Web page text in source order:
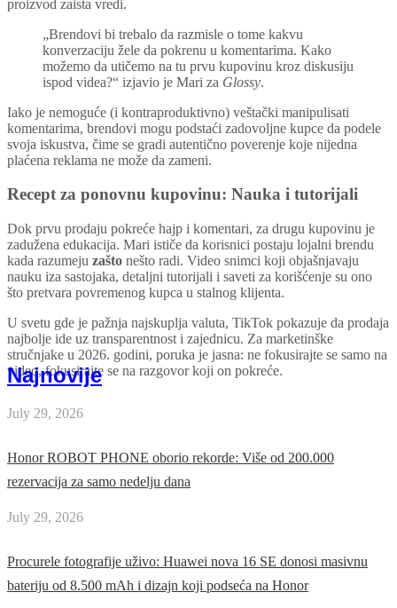
proizvod zaista vredi.
„Brendovi bi trebalo da razmisle o tome kakvu
konverzaciju žele da pokrenu u komentarima. Kako
možemo da utičemo na tu prvu kupovinu kroz diskusiju
ispod videa?“ izjavio je Mari za Glossy.
Iako je nemoguće (i kontraproduktivno) veštački manipulisati
komentarima, brendovi mogu podstaći zadovoljne kupce da podele
svoja iskustva, čime se gradi autentično poverenje koje nijedna
plaćena reklama ne može da zameni.
Recept za ponovnu kupovinu: Nauka i tutorijali
Dok prvu prodaju pokreće hajp i komentari, za drugu kupovinu je
zadužena edukacija. Mari ističe da korisnici postaju lojalni brendu
kada razumeju zašto nešto radi. Video snimci koji objašnjavaju
nauku iza sastojaka, detaljni tutorijali i saveti za korišćenje su ono
što pretvara povremenog kupca u stalnog klijenta.
U svetu gde je pažnja najskuplja valuta, TikTok pokazuje da prodaja
najbolje ide uz transparentnost i zajednicu. Za marketinške
stručnjake u 2026. godini, poruka je jasna: ne fokusirajte se samo na
video, fokusirajte se na razgovor koji on pokreće.
Najnovije
July 29, 2026
Honor ROBOT PHONE oborio rekorde: Više od 200.000
rezervacija za samo nedelju dana
July 29, 2026
Procurele fotografije uživo: Huawei nova 16 SE donosi masivnu
bateriju od 8.500 mAh i dizajn koji podseća na Honor